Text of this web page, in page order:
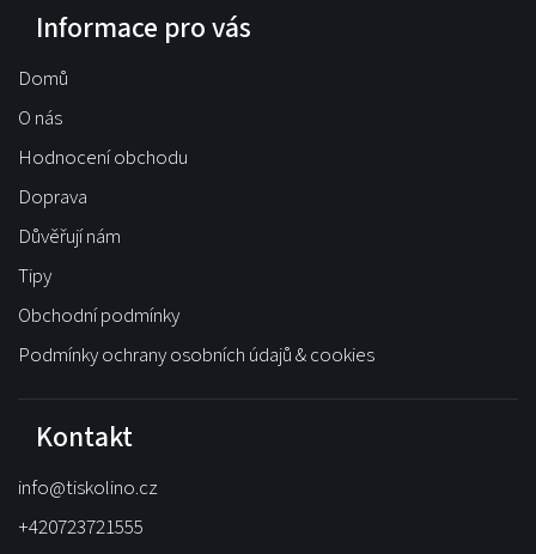
Informace pro vás
Domů
O nás
Hodnocení obchodu
Doprava
Důvěřují nám
Tipy
Obchodní podmínky
Podmínky ochrany osobních údajů & cookies
Kontakt
info@tiskolino.cz
+420723721555